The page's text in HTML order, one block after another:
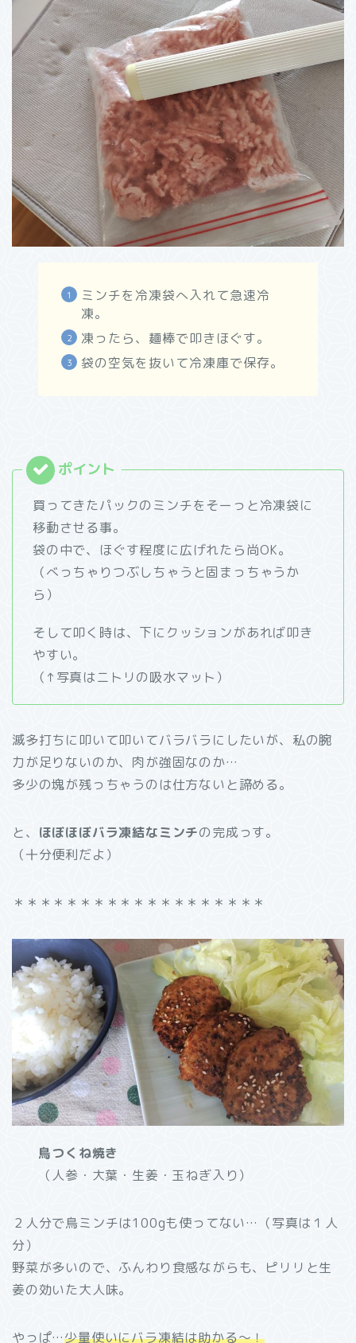
ミンチを冷凍袋へ入れて急速冷
凍。
凍ったら、麺棒で叩きほぐす。
袋の空気を抜いて冷凍庫で保存。
買ってきたパックのミンチをそーっと冷凍袋に
移動させる事。
袋の中で、ほぐす程度に広げれたら尚OK。
（べっちゃりつぶしちゃうと固まっちゃうか
ら）
そして叩く時は、下にクッションがあれば叩き
やすい。
（↑写真はニトリの吸水マット）
滅多打ちに叩いて叩いてバラバラにしたいが、私の腕
力が足りないのか、肉が強固なのか…
多少の塊が残っちゃうのは仕方ないと諦める。
と、 ほぼほぼバラ凍結なミンチの完成っす。
（十分便利だよ）
＊＊＊＊＊＊＊＊＊＊＊＊＊＊＊＊＊＊＊
鳥つくね焼き
（人参・大葉・生姜・玉ねぎ入り）
２人分で鳥ミンチは100gも使ってない…（写真は１人
分）
野菜が多いので、ふんわり食感ながらも、ピリリと生
姜の効いた大人味。
やっぱ…少量使いにバラ凍結は助かる～！